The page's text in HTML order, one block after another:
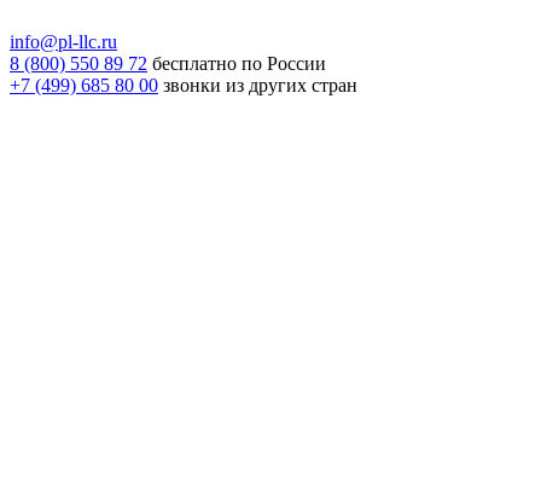
info@pl-llc.ru
8 (800) 550 89 72 бесплатно по России
+7 (499) 685 80 00 звонки из других стран